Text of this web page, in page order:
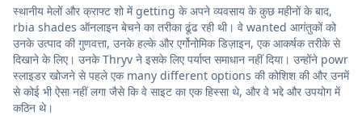
स्थानीय मेलों और क्राफ्ट शो में getting के अपने व्यवसाय के कुछ महीनों के बाद,
rbia shades ऑनलाइन बेचने का तरीका ढूंढ रही थी। वे wanted आगंतुकों को
उनके उत्पाद की गुणवत्ता, उनके हल्के और एर्गोनोमिक डिज़ाइन, एक आकर्षक तरीके से
दिखाने के लिए। उनके Thryv ने इसके लिए पर्याप्त समाधान नहीं दिया। उन्होंने powr
स्लाइडर खोजने से पहले एक many different options की कोशिश की और उनमें
से कोई भी ऐसा नहीं लगा जैसे कि वे साइट का एक हिस्सा थे, और वे भद्दे और उपयोग में
कठिन थे।